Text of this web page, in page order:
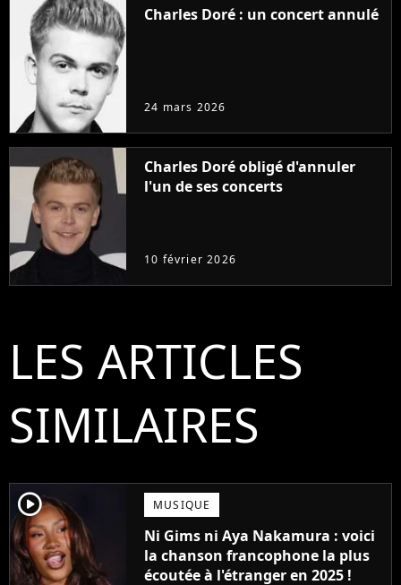
Charles Doré : un concert annulé
24 mars 2026
Charles Doré obligé d'annuler
l'un de ses concerts
10 février 2026
LES ARTICLES
SIMILAIRES
player2 MUSIQUE
Ni Gims ni Aya Nakamura : voici
la chanson francophone la plus
écoutée à l'étranger en 2025 !